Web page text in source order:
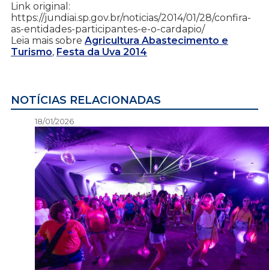
Link original:
https://jundiai.sp.gov.br/noticias/2014/01/28/confira-
as-entidades-participantes-e-o-cardapio/
Leia mais sobre Agricultura Abastecimento e
Turismo, Festa da Uva 2014
NOTÍCIAS RELACIONADAS
18/01/2026